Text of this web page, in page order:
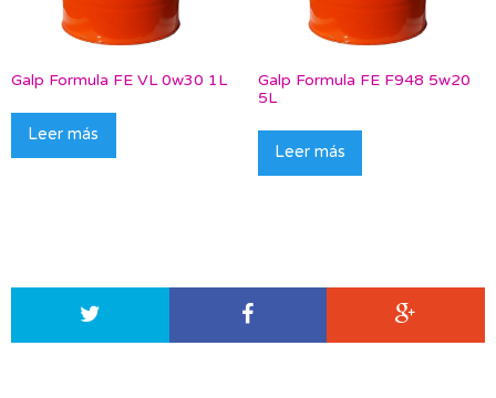
Galp Formula FE VL 0w30 1L
Leer más
Galp Formula FE F948 5w20
5L
Leer más